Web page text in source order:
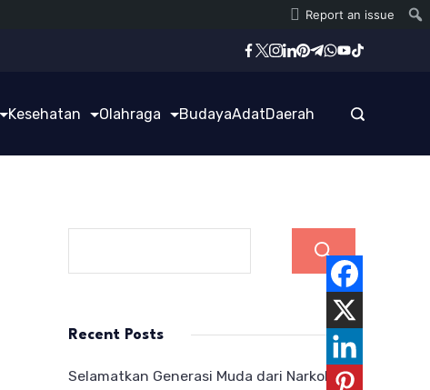
Report an issue
Kesehatan Olahraga BudayaAdatDaerah
Recent Posts
Selamatkan Generasi Muda dari Narkoba,